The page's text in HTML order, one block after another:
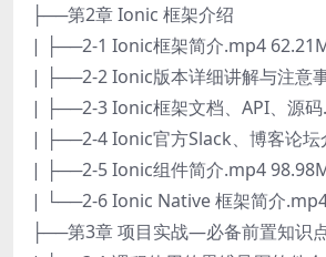
├──第2章 Ionic 框架介绍
| ├──2-1 Ionic框架简介.mp4
| ├──2-2 Ionic版本详细讲解与注意
| ├──2-3 Ionic框架文档、API、源
| ├──2-4 Ionic官方Slack、博客论坛
| ├──2-5 Ionic组件简介.mp4
| └──2-6 Ionic Native 框架简介
├──第3章 项目实战—必备前置知识